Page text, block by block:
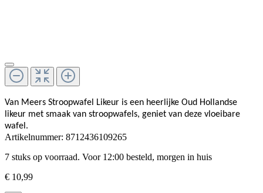
Van Meers Stroopwafel Likeur is een heerlijke Oud Hollandse
likeur met smaak van stroopwafels, geniet van deze vloeibare
wafel.
Artikelnummer: 8712436109265
7 stuks op voorraad. Voor 12:00 besteld, morgen in huis
€ 10,99